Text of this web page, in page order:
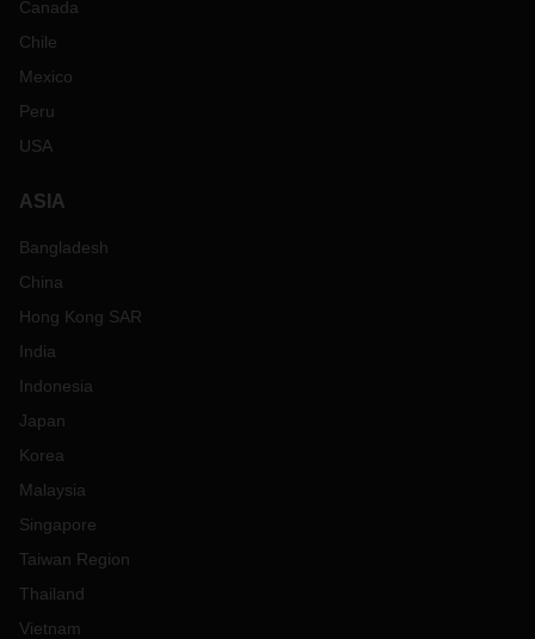
Canada
Chile
Mexico
Peru
USA
ASIA
Bangladesh
China
Hong Kong SAR
India
Indonesia
Japan
Korea
Malaysia
Singapore
Taiwan Region
Thailand
Vietnam